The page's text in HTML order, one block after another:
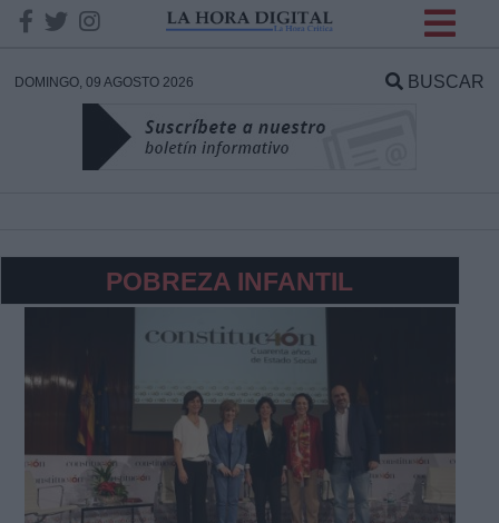
DOMINGO, 09 AGOSTO 2026 BUSCAR
POBREZA INFANTIL
DATOS
Responsable:
Destinatarios: